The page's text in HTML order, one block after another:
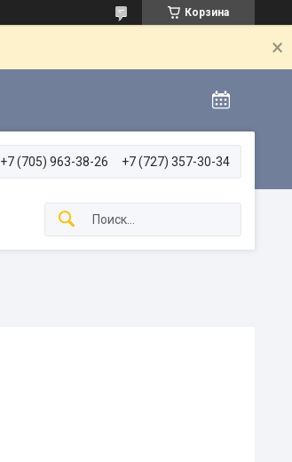
Корзина
+7 (705) 963-38-26 +7 (727) 357-30-34